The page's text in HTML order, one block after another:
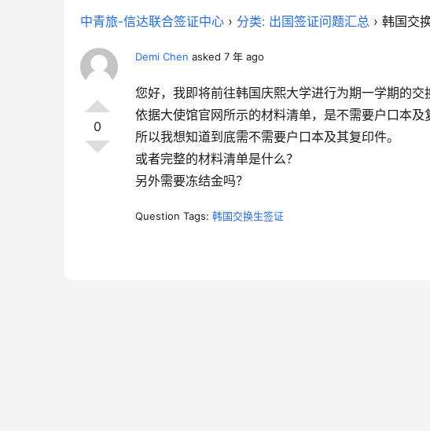
中青旅-信达联合签证中心 › 分类: 出国签证问题汇总 › 韩国交
0
Demi Chen asked 7 年 ago
您好，我即将前往韩国庆熙大学进行为期一学期的交
依据大使馆官网所示的材料清单，是不需要户口本及
所以我想知道到底需不需要户口本及其复印件。
或者完整的材料清单是什么？
另外需要冻结金吗？
Question Tags: 韩国交换生签证